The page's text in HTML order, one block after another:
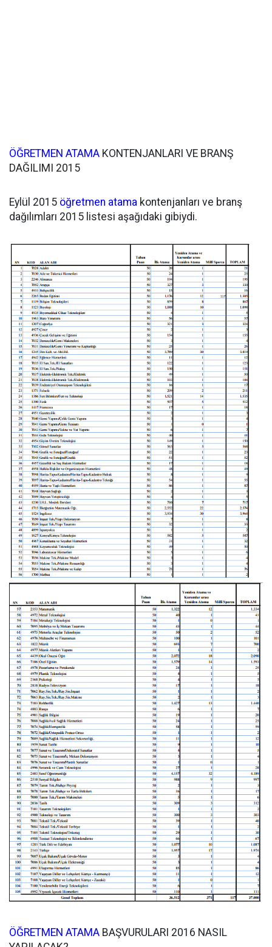
ÖĞRETMEN ATAMA KONTENJANLARI VE BRANŞ
DAĞILIMI 2015
Eylül 2015 öğretmen atama kontenjanları ve branş
dağılımları 2015 listesi aşağıdaki gibiydi.
ÖĞRETMEN ATAMA BAŞVURULARI 2016 NASIL